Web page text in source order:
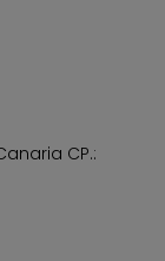
CP.: